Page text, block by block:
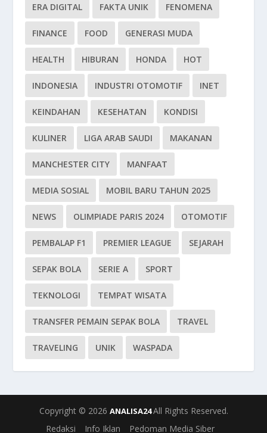
ERA DIGITAL FAKTA UNIK FENOMENA
FINANCE FOOD GENERASI MUDA
HEALTH HIBURAN HONDA HOT
INDONESIA INDUSTRI OTOMOTIF INET
KEINDAHAN KESEHATAN KONDISI
KULINER LIGA ARAB SAUDI MAKANAN
MANCHESTER CITY MANFAAT
MEDIA SOSIAL MOBIL BARU TAHUN 2025
NEWS OLIMPIADE PARIS 2024 OTOMOTIF
PEMBALAP F1 PREMIER LEAGUE SEJARAH
SEPAK BOLA SERIE A SPORT
TEKNOLOGI TEMPAT WISATA
TRANSFER PEMAIN SEPAK BOLA TRAVEL
TRAVELING UNIK WASPADA
Copyright © 2026 ANALISA24All Rights Reserved.
Redaksi
Info Iklan Pedoman Media Siber